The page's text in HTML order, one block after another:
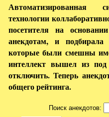
Автоматизированная
технологии
посетителя на
анекдотам, и
которые были смешны
интеллект вышел из
отключить. Теперь
общего рейтинга.
Поиск анекдотов: